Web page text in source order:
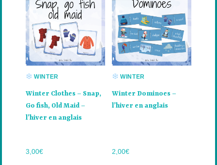
WINTER
Winter Clothes – Snap,
Go fish, Old Maid –
l’hiver en anglais
3,00€
WINTER
Winter Dominoes –
l’hiver en anglais
2,00€